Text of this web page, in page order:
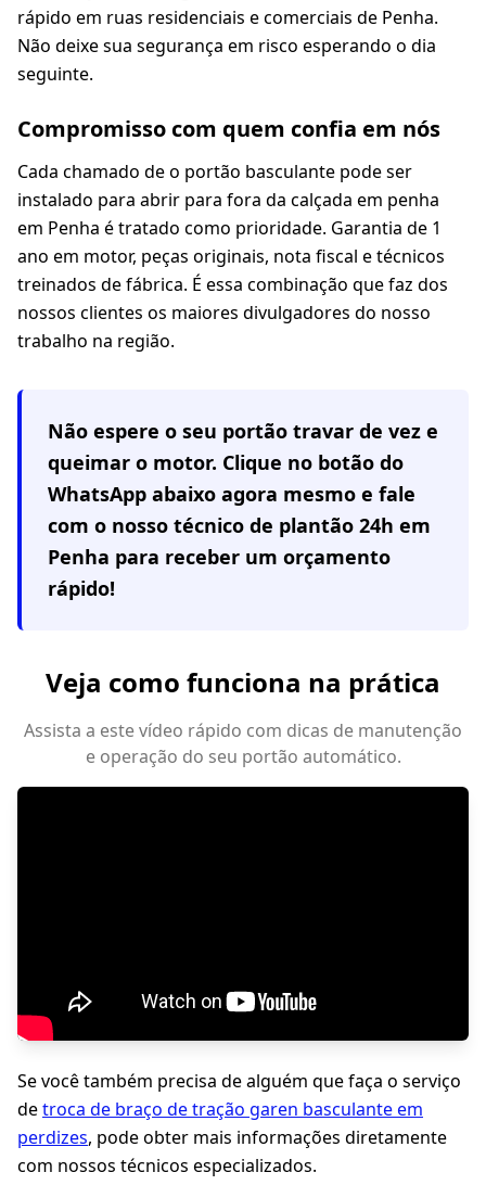
rápido em ruas residenciais e comerciais de Penha.
Não deixe sua segurança em risco esperando o dia
seguinte.
Compromisso com quem confia em nós
Cada chamado de o portão basculante pode ser
instalado para abrir para fora da calçada em penha
em Penha é tratado como prioridade. Garantia de 1
ano em motor, peças originais, nota fiscal e técnicos
treinados de fábrica. É essa combinação que faz dos
nossos clientes os maiores divulgadores do nosso
trabalho na região.
Não espere o seu portão travar de vez e
queimar o motor. Clique no botão do
WhatsApp abaixo agora mesmo e fale
com o nosso técnico de plantão 24h em
Penha para receber um orçamento
rápido!
Veja como funciona na prática
Assista a este vídeo rápido com dicas de manutenção
e operação do seu portão automático.
Se você também precisa de alguém que faça o serviço
detroca de braço de tração garen basculante em
perdizes, pode obter mais informações diretamente
com nossos técnicos especializados.